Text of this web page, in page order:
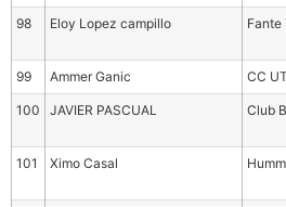
98 Eloy Lopez campillo Fante
99 Ammer Ganic CC
100 JAVIER PASCUAL Club
101 Ximo Casal